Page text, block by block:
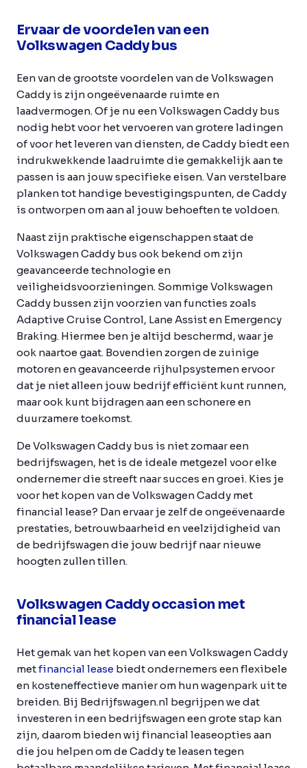
Ervaar de voordelen van een
Volkswagen Caddy bus
Een van de grootste voordelen van de Volkswagen
Caddy is zijn ongeëvenaarde ruimte en
laadvermogen. Of je nu een Volkswagen Caddy bus
nodig hebt voor het vervoeren van grotere ladingen
of voor het leveren van diensten, de Caddy biedt een
indrukwekkende laadruimte die gemakkelijk aan te
passen is aan jouw specifieke eisen. Van verstelbare
planken tot handige bevestigingspunten, de Caddy
is ontworpen om aan al jouw behoeften te voldoen.
Naast zijn praktische eigenschappen staat de
Volkswagen Caddy bus ook bekend om zijn
geavanceerde technologie en
veiligheidsvoorzieningen. Sommige Volkswagen
Caddy bussen zijn voorzien van functies zoals
Adaptive Cruise Control, Lane Assist en Emergency
Braking. Hiermee ben je altijd beschermd, waar je
ook naartoe gaat. Bovendien zorgen de zuinige
motoren en geavanceerde rijhulpsystemen ervoor
dat je niet alleen jouw bedrijf efficiënt kunt runnen,
maar ook kunt bijdragen aan een schonere en
duurzamere toekomst.
De Volkswagen Caddy bus is niet zomaar een
bedrijfswagen, het is de ideale metgezel voor elke
ondernemer die streeft naar succes en groei. Kies je
voor het kopen van de Volkswagen Caddy met
financial lease? Dan ervaar je zelf de ongeëvenaarde
prestaties, betrouwbaarheid en veelzijdigheid van
de bedrijfswagen die jouw bedrijf naar nieuwe
hoogten zullen tillen.
Volkswagen Caddy occasion met
financial lease
Het gemak van het kopen van een Volkswagen Caddy
metfinancial lease biedt ondernemers een flexibele
en kosteneffectieve manier om hun wagenpark uit te
breiden. Bij Bedrijfswagen.nl begrijpen we dat
investeren in een bedrijfswagen een grote stap kan
zijn, daarom bieden wij financial leaseopties aan
die jou helpen om de Caddy te leasen tegen